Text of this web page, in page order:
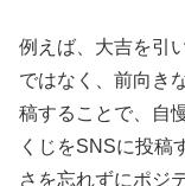
例えば、大吉を引
ではなく、前向き
稿することで、自
くじをSNSに投稿
さを忘れずにポジ